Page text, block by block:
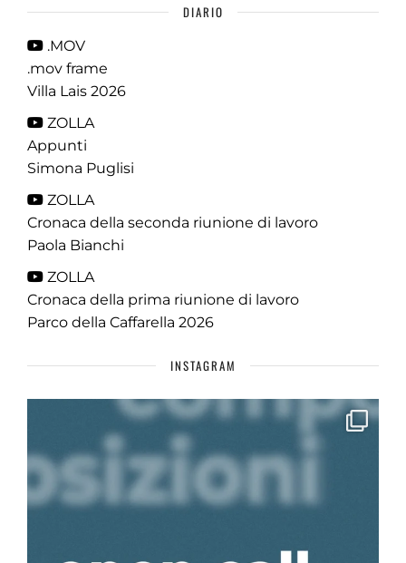
DIARIO
.MOV
.mov frame
Villa Lais 2026
ZOLLA
Appunti
Simona Puglisi
ZOLLA
Cronaca della seconda riunione di lavoro
Paola Bianchi
ZOLLA
Cronaca della prima riunione di lavoro
Parco della Caffarella 2026
INSTAGRAM